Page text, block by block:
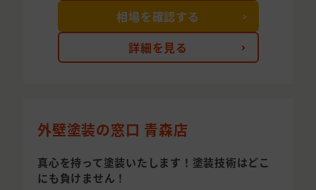
詳細を見る
相場を確認する
外壁塗装の窓口 青森店
真心を持って塗装いたします！塗装技術はどこ
にも負けません！